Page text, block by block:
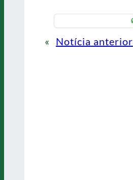
« Notícia anterior